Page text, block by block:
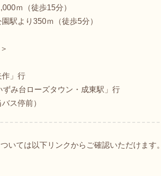
ｍ（徒歩15分）
駅より350ｍ（徒歩5分）
作」行
み台ローズタウン・成東駅」行
ス停前）
いては以下リンクからご確認いただけます。